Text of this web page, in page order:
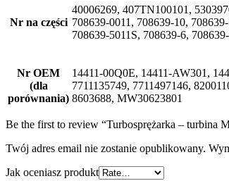
Nr na części
40006269, 407TN100101,
708639-0011, 708639-10,
708639-5011S, 708639-6,
Nr OEM
(dla
porównania)
14411-00Q0E, 14411-AW301,
7711135749, 7711497146,
8603688, MW30623801
Be the first to review “Turbosprężarka – turbina
Twój adres email nie zostanie opublikowany.
Jak oceniasz produkt